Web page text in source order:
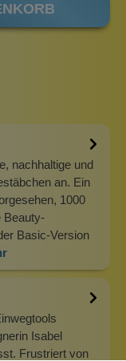
nachhaltige und
an. Ein
1000
Beauty-
Basic-Version
Isabel
Frustriert von